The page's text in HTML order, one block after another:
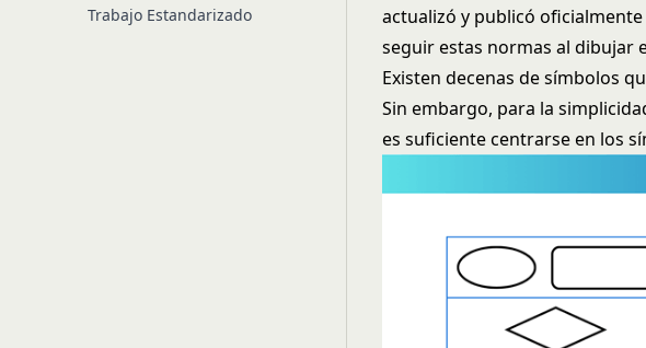
Trabajo Estandarizado
actualizó y publicó
seguir estas normas al dibujar
Existen decenas de símbolos
Sin embargo, para la
es suficiente centrarse en los